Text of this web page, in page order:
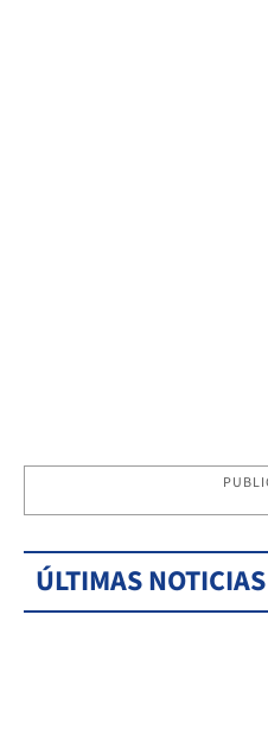
ÚLTIMAS NOTICIAS